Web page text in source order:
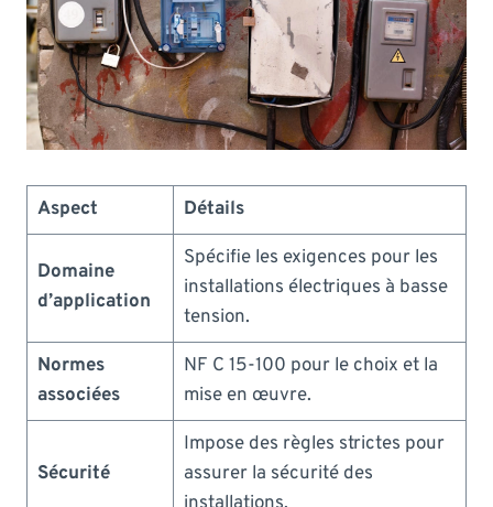
Aspect Détails
Domaine
d’application
Spécifie les exigences pour les
installations électriques à basse
tension.
Normes
associées
NF C 15-100 pour le choix et la
mise en œuvre.
Sécurité
Impose des règles strictes pour
assurer la sécurité des